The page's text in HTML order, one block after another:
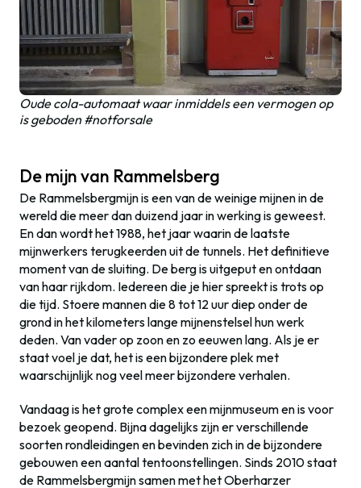
Oude cola-automaat waar inmiddels een vermogen op
is geboden #notforsale
De mijn van Rammelsberg
De Rammelsbergmijn is een van de weinige mijnen in de
wereld die meer dan duizend jaar in werking is geweest.
En dan wordt het 1988, het jaar waarin de laatste
mijnwerkers terugkeerden uit de tunnels. Het definitieve
moment van de sluiting. De berg is uitgeput en ontdaan
van haar rijkdom. Iedereen die je hier spreekt is trots op
die tijd. Stoere mannen die 8 tot 12 uur diep onder de
grond in het kilometers lange mijnenstelsel hun werk
deden. Van vader op zoon en zo eeuwen lang. Als je er
staat voel je dat, het is een bijzondere plek met
waarschijnlijk nog veel meer bijzondere verhalen.
Vandaag is het grote complex een mijnmuseum en is voor
bezoek geopend. Bijna dagelijks zijn er verschillende
soorten rondleidingen en bevinden zich in de bijzondere
gebouwen een aantal tentoonstellingen. Sinds 2010 staat
de Rammelsbergmijn samen met het Oberharzer